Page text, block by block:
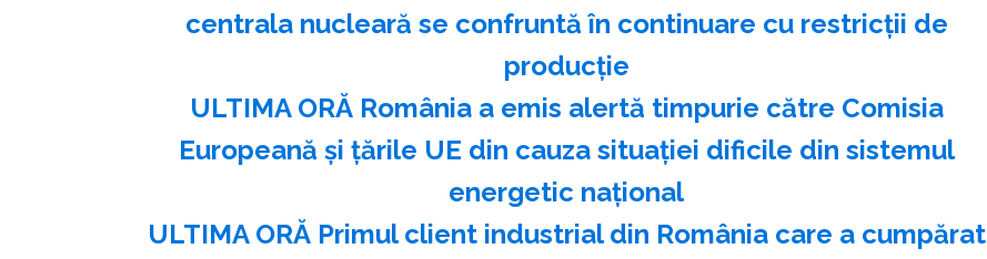
centrala nucleară se confruntă în continuare cu restricţii de
producţie
ULTIMA ORĂ România a emis alertă timpurie către Comisia
Europeană și țările UE din cauza situației dificile din sistemul
energetic național
ULTIMA ORĂ Primul client industrial din România care a cumpărat